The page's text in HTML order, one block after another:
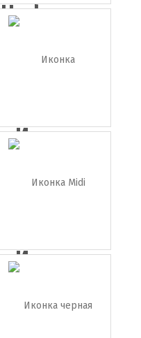
Цифровое
пианино
...
Иконка
наушники
Иконка
клави...